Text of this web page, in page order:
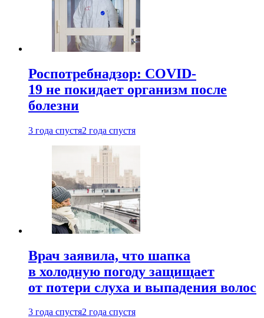
Роспотребнадзор: COVID-
19 не покидает организм после
болезни
3 года спустя2 года спустя
Врач заявила, что шапка
в холодную погоду защищает
от потери слуха и выпадения волос
3 года спустя2 года спустя